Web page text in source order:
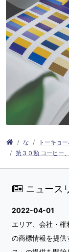
な トーキョ
第３０類 コーヒー
ニュース
2022-04-01
エリア、会社・
の商標情報を提供